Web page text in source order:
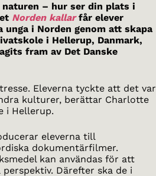
– hur ser din plats i
Norden kallarfår elever
i Norden genom att skapa
i Hellerup, Danmark,
fram av Det Danske
Eleverna tyckte att det var
kulturer, berättar Charlotte
i Hellerup.
eleverna till
dokumentärfilmer.
kan användas för att
Därefter ska de i